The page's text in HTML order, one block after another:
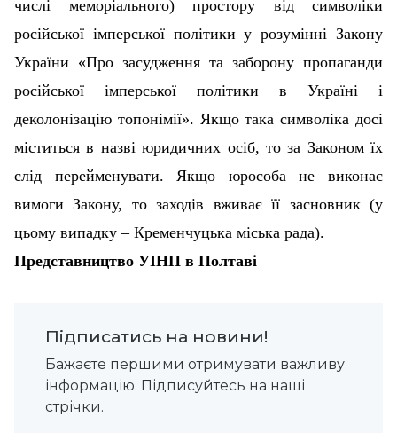
числі меморіального) простору від символіки
російської імперської політики у розумінні Закону
України «Про засудження та заборону пропаганди
російської імперської політики в Україні і
деколонізацію топонімії». Якщо така символіка досі
міститься в назві юридичних осіб, то за Законом їх
слід перейменувати. Якщо юрособа не виконає
вимоги Закону, то заходів вживає її засновник (у
цьому випадку – Кременчуцька міська рада).
Представництво УІНП в Полтаві
Підписатись на новини!
Бажаєте першими отримувати важливу
інформацію. Підписуйтесь на наші
стрічки.